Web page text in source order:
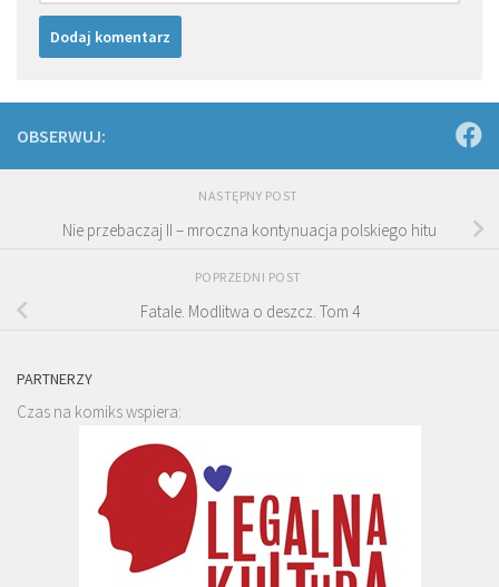
OBSERWUJ:
NASTĘPNY POST
Nie przebaczaj II – mroczna kontynuacja polskiego hitu
POPRZEDNI POST
Fatale. Modlitwa o deszcz. Tom 4
PARTNERZY
Czas na komiks wspiera: